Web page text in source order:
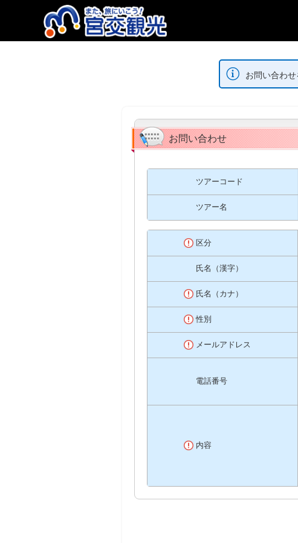
お問い合わせ
お問い合わせ
ツアーコード
ツアー名
区分
氏名（漢字）
氏名（カナ）
性別
メールアドレス
電話番号
内容